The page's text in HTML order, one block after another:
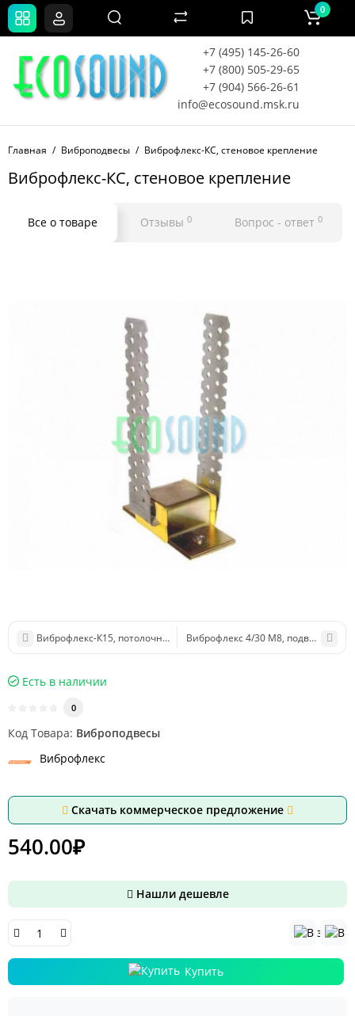
+7 (495) 145-26-60
+7 (800) 505-29-65
+7 (904) 566-26-61
info@ecosound.msk.ru
0
Главная Виброподвесы Виброфлекс-КС, стеновое крепление
Виброфлекс-КС, стеновое крепление
Все о товаре Отзывы 0 Вопрос - ответ 0
Виброфлекс-К15, потолочный подвесВиброфлекс 4/30 М8, подвес для
Есть в наличии
0
Код Товара: Виброподвесы
Виброфлекс
Скачать коммерческое предложение
540.00₽
Нашли дешевле
Купить